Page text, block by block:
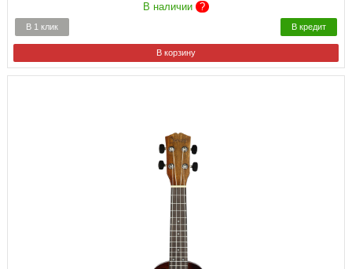
В наличии ?
В 1 клик В кредит